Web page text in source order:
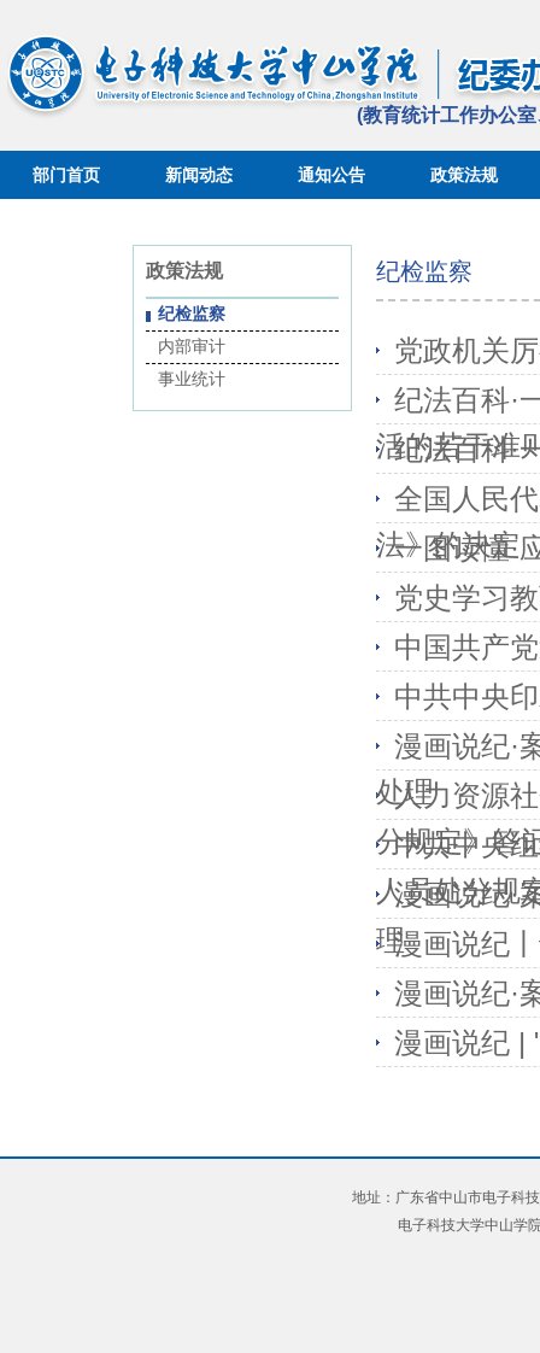
(教育统计工作办公
部门首页 新闻动态 通知公告 政策法规
政策法规
纪检监察
内部审计
事业统计
纪检监察
党政机关
纪法百科·
活的若干准
纪法百科·
全国人民
法》的决定
一图读懂·
党史学习
中国共产
中共中央
漫画说纪·
处理
人力资源
分规定》答
中共中央
人员处分规
漫画说纪·
理漫画说纪
漫画说纪·
漫画说纪 |
地址：广东省中山市电子科
电子科技大学中山学